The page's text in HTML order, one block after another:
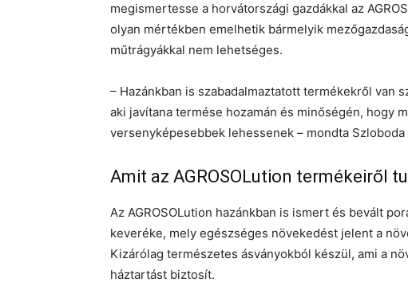
megismertesse a horvátországi gazdákkal az
olyan mértékben emelhetik bármelyik
műtrágyákkal nem lehetséges.
– Hazánkban is szabadalmaztatott termékekről van
aki javítana termése hozamán és minőségén, hogy
versenyképesebbek lehessenek – mondta Szloboda
Amit az AGROSOLution termékeiről
Az AGROSOLution hazánkban is ismert és bevált
keveréke, mely egészséges növekedést jelent a
Kizárólag természetes ásványokból készül, ami a
háztartást biztosít.